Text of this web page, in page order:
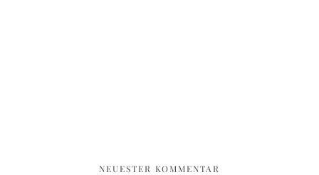
NEUESTER KOMMENTAR